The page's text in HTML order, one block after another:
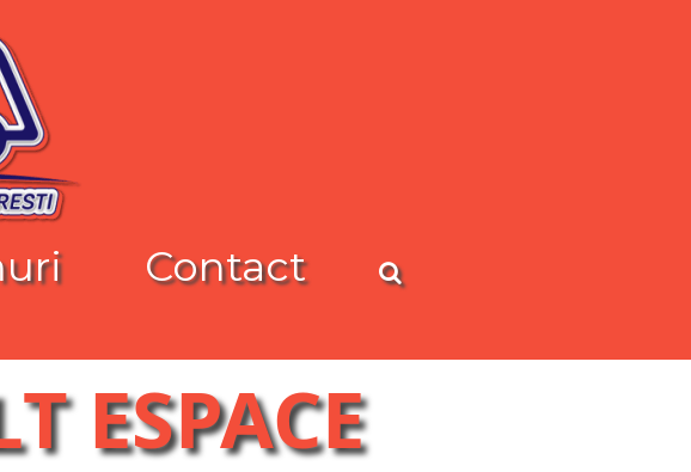
Contact
ESPACE